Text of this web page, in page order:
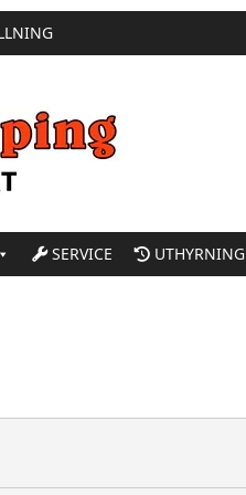
SERVICE
UTHYRNING